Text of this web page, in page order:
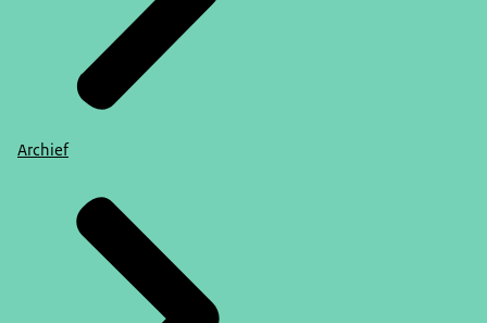
Archief